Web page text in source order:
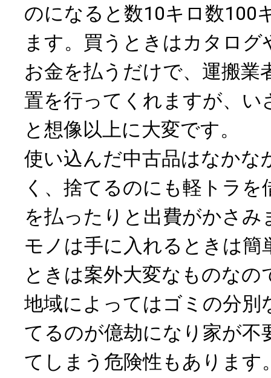
のになると数10キロ数100
ます。買うときはカタロ
お金を払うだけで、運搬業
置を行ってくれますが、い
と想像以上に大変です。
使い込んだ中古品はなかな
く、捨てるのにも軽トラを
を払ったりと出費がかさみ
モノは手に入れるときは簡
ときは案外大変なものなの
地域によってはゴミの分別
てるのが億劫になり家が不
てしまう危険性もあります